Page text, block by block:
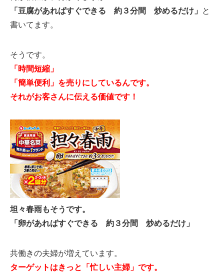
「豆腐があればすぐできる 約３分間 炒めるだけ」 と
書いてます。
そうです。
「時間短縮」
「簡単便利」を売りにしているんです。
それがお客さんに伝える価値です！
坦々春雨もそうです。
「卵があればすぐできる 約３分間 炒めるだけ」
共働きの夫婦が増えています。
ターゲットはきっと「忙しい主婦」です。